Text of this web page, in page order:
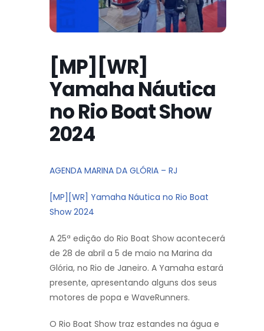
[MP][WR]
Yamaha Náutica
no Rio Boat Show
2024
AGENDA MARINA DA GLÓRIA – RJ
[MP][WR] Yamaha Náutica no Rio Boat
Show 2024
A 25ª edição do Rio Boat Show acontecerá
de 28 de abril a 5 de maio na Marina da
Glória, no Rio de Janeiro. A Yamaha estará
presente, apresentando alguns dos seus
motores de popa e WaveRunners.
O Rio Boat Show traz estandes na água e